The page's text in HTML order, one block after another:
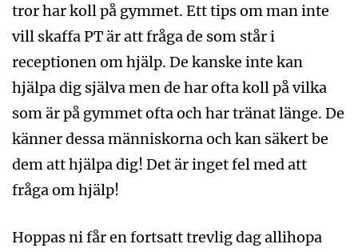
tror har koll på gymmet. Ett tips om man inte
vill skaffa PT är att fråga de som står i
receptionen om hjälp. De kanske inte kan
hjälpa dig själva men de har ofta koll på vilka
som är på gymmet ofta och har tränat länge. De
känner dessa människorna och kan säkert be
dem att hjälpa dig! Det är inget fel med att
fråga om hjälp!
Hoppas ni får en fortsatt trevlig dag allihopa